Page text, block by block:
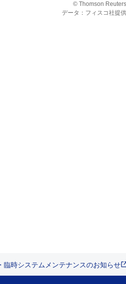
© Thomson Reuters
データ：フィスコ社提供
臨時システムメンテナンスのお知らせ